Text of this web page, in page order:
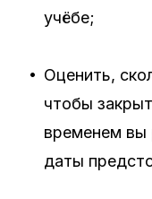
учёбе;
• Оценить,
чтобы
временем вы
даты